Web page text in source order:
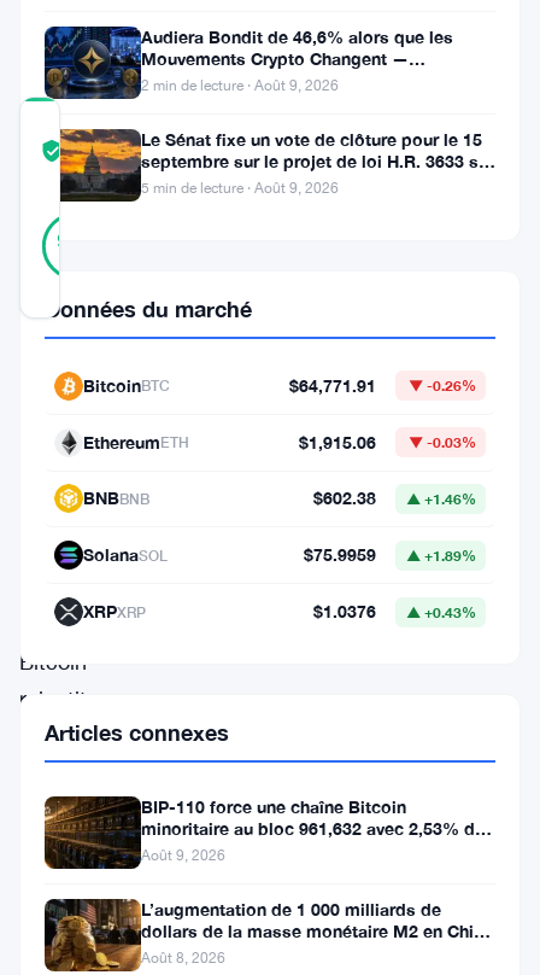
crypto
COMMUNITY
TRUST
SCORE
Vérifié
92
Ce
s’est
passé
Bitcoin
ralentit.
L’actif
contre
une
tenace
autour
Audiera Bondit de 46,6% alors que les
Mouvements Crypto Changent —
Mouvements Quotidiens 9 Août
2 min de lecture · Août 9, 2026
Le Sénat fixe un vote de clôture pour le 15
septembre sur le projet de loi H.R. 3633 sur
le marché des cryptos
5 min de lecture · Août 9, 2026
Données du marché
BitcoinBTC $64,771.91 ▼ -0.26%
EthereumETH $1,915.06 ▼ -0.03%
BNBBNB $602.38 ▲ +1.46%
SolanaSOL $75.9959 ▲ +1.89%
XRPXRP $1.0376 ▲ +0.43%
Articles connexes
BIP-110 force une chaîne Bitcoin
minoritaire au bloc 961,632 avec 2,53% de
soutien des mineurs
Août 9, 2026
L’augmentation de 1 000 milliards de
dollars de la masse monétaire M2 en Chine
laisse les traders de Bitcoin
Août 8, 2026